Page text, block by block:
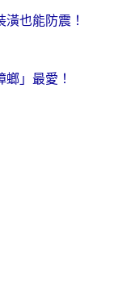
也能防震！
」最愛！